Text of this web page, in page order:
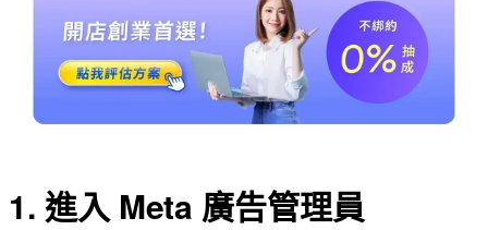
1. 進入 Meta 廣告管理員